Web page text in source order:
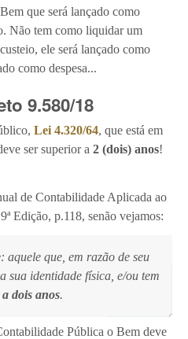
que será lançado como
Não tem como liquidar um
ele será lançado como
como despesa...
9.580/18
Lei 4.320/64, que está em
ser superior a 2 (dois) anos!
de Contabilidade Aplicada ao
Edição, p.118, senão vejamos:
: aquele que, em razão de seu
sua identidade física, e/ou tem
dois anos.
Pública o Bem deve